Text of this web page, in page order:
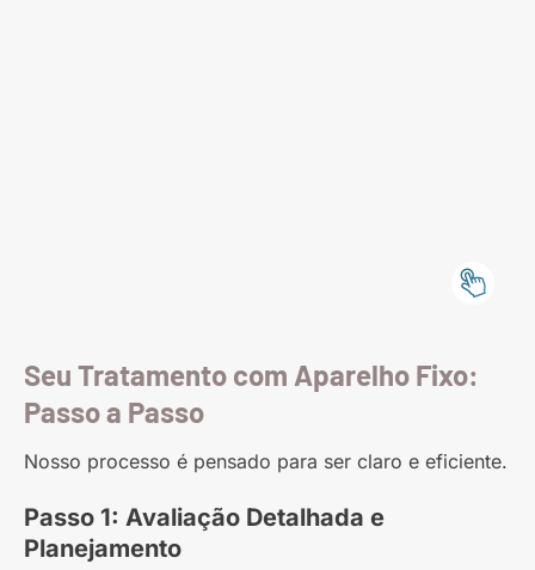
Seu Tratamento com Aparelho Fixo:
Passo a Passo
Nosso processo é pensado para ser claro e eficiente.
Passo 1: Avaliação Detalhada e
Planejamento